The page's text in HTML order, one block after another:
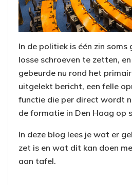
In de politiek is één zin soms
losse schroeven te zetten,
gebeurde nu rond het
uitgelekt bericht, een felle
functie die per direct wordt
de formatie in Den Haag op
In deze blog lees je wat er
zet is en wat dit kan doen
aan tafel.